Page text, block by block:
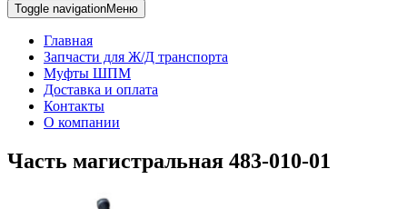
Toggle navigationМеню
Главная
Запчасти для Ж/Д транспорта
Муфты ШПМ
Доставка и оплата
Контакты
О компании
Часть магистральная 483-010-01